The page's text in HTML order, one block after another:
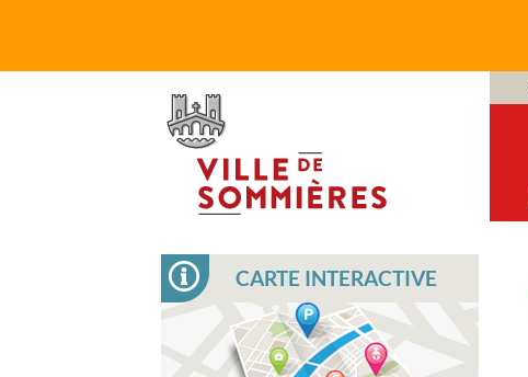
CARTE INTERACTIVE